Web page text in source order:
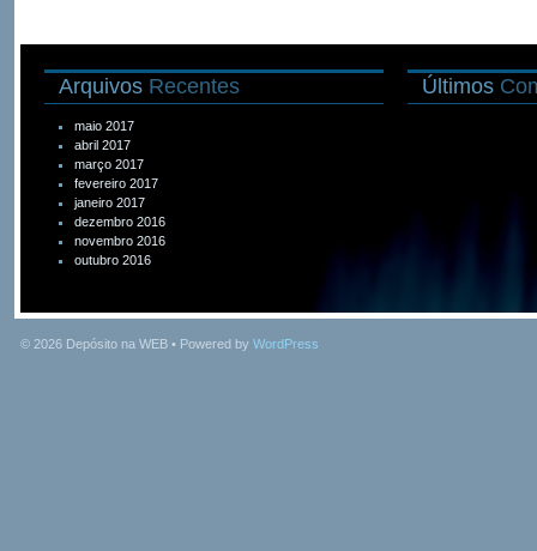
Arquivos Recentes
maio 2017
abril 2017
março 2017
fevereiro 2017
janeiro 2017
dezembro 2016
novembro 2016
outubro 2016
Últimos
© 2026 Depósito na WEB • Powered by WordPress